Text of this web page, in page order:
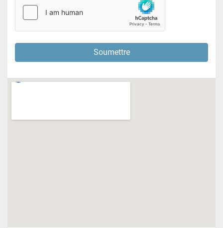
Soumettre